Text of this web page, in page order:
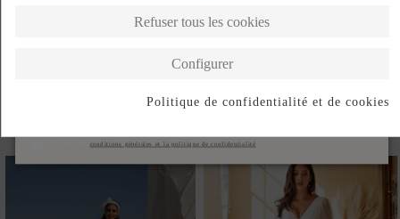
Produits de la même catégorie
conditions générales et la politique de confidentialité
Refuser tous les cookies
Configurer
Politique de confidentialité et de cookies